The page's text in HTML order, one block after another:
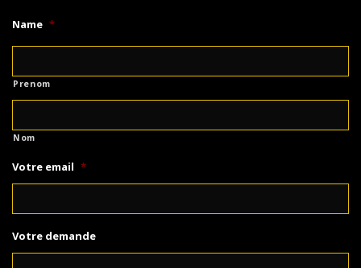
Name *
Prenom
Nom
Votre email *
Votre demande